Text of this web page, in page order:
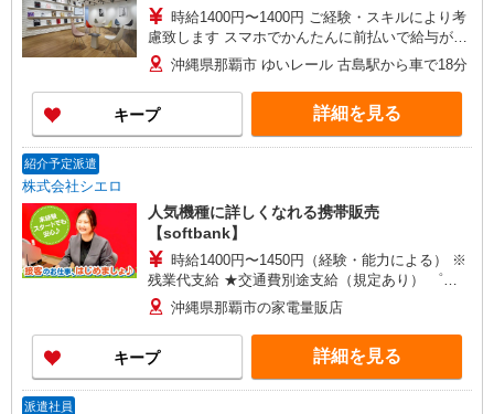
時給1400円〜1400円 ご経験・スキルにより考
慮致します スマホでかんたんに前払いで給与が受
け取れます（※上限、条件あり） 車通勤の場合、
規定によりガソリン代支給（駐車場あり）
沖縄県那覇市 ゆいレール 古島駅から車で18分
キープ 詳細を見る
紹介予定派遣
株式会社シエロ
人気機種に詳しくなれる携帯販売
【softbank】
時給1400円〜1450円（経験・能力による） ※
残業代支給 ★交通費別途支給（規定あり） ゜
+゜・。○。・゜+゜・。○。・゜+゜ 入社祝い金10
万円支給(規定有) お友達を紹介頂くと, インセンテ
ィブ支給(規定有) ★月2回払い・週払い可能（規程
有）★ ゜・。○。・゜+゜・。○。・゜+゜
沖縄県那覇市の家電量販店
キープ 詳細を見る
派遣社員